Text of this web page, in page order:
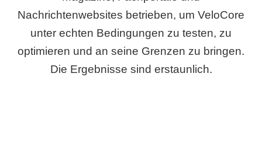
Nachrichtenwebsites betrieben, um VeloCore
unter echten Bedingungen zu testen, zu
optimieren und an seine Grenzen zu bringen.
Die Ergebnisse sind erstaunlich.